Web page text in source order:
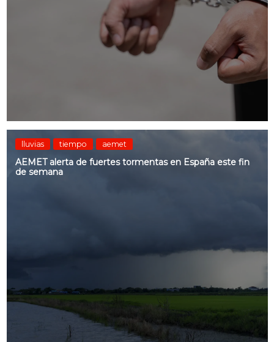
lluvias tiempo aemet
AEMET alerta de fuertes tormentas en España este fin
de semana